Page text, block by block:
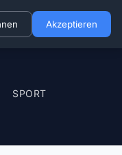
SPORT
Akzeptieren